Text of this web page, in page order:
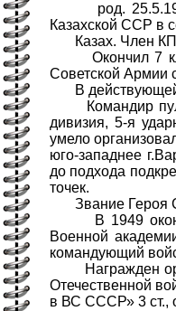
род. 25.5.1924
Казахской ССР в
Казах. Член
Окончил 7
Советской Армии
В действующей
Командир
дивизия, 5-я
умело
юго-западнее
до подхода
точек.
Звание Героя
В 1949
Военной
командующий
Награжден
Отечественной
в ВС СССР» 3 ст.,